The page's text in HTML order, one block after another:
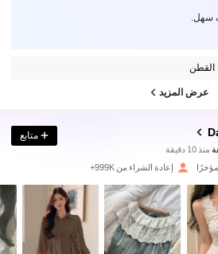
سهل.
عرض المزيد
منذ 10 دقيقة
متابع
إعادة الشراء من 999K+